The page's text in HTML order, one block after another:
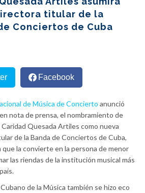
titular de la
Conciertos de Cuba
Facebook
de Música de Concierto anunció
nota de prensa, el nombramiento de
Caridad Quesada Artiles como nueva
de la Banda de Conciertos de Cuba,
que la convierte en la persona de menor
las riendas de la institución musical más
de la Música también se hizo eco